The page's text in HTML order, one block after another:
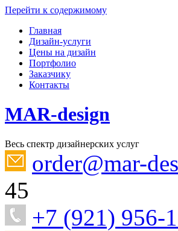
Перейти к содержимому
Главная
Дизайн-услуги
Цены на дизайн
Портфолио
Заказчику
Контакты
MAR-design
Весь спектр дизайнерских услуг
order@mar-
45
+7 (921) 956-